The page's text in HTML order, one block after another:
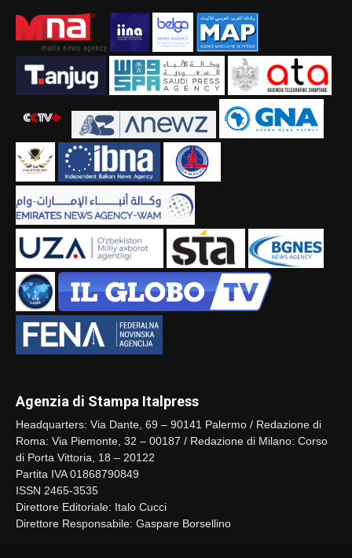
Agenzia di Stampa Italpress
Headquarters: Via Dante, 69 – 90141 Palermo / Redazione di
Roma: Via Piemonte, 32 – 00187 / Redazione di Milano: Corso
di Porta Vittoria, 18 – 20122
Partita IVA 01868790849
ISSN 2465-3535
Direttore Editoriale: Italo Cucci
Direttore Responsabile: Gaspare Borsellino